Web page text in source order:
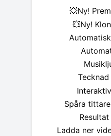
💥Ny!
💥Ny!
Spåra
Ladda ner